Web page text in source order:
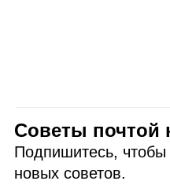
Советы почтой
Подпишитесь, чтобы
новых советов.